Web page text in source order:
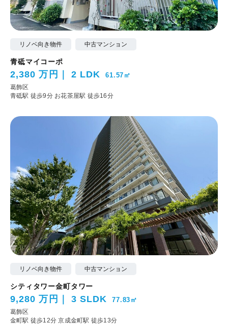
リノベ向き物件 中古マンション
青砥マイコーポ
2,380 万円 2 LDK 61.57㎡
葛飾区
青砥駅 徒歩9分 お花茶屋駅 徒歩16分
リノベ向き物件 中古マンション
シティタワー金町タワー
9,280 万円 3 SLDK 77.83㎡
葛飾区
金町駅 徒歩12分京成金町駅 徒歩13分